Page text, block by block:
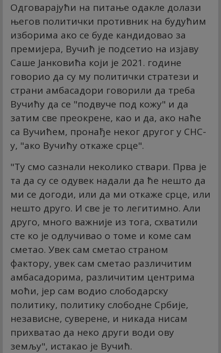
Одговарајући на питање одакле долази
његов политички противник на будућим
изборима ако се буде кандидовао за
премијера, Вучић је подсетио на изјаву
Саше Јанковића који је 2021. године
говорио да су му политички стратези и
страни амбасадори говорили да треба
Вучићу да се "подвуче под кожу" и да
затим све преокрене, као и да, ако наће
са Вучићем, пронађе неког другог у СНС-
у, "ако Вучићу откаже срце".
"Ту смо сазнали неколико ствари. Прва је
та да су се одувек надали да ће нешто да
ми се догоди, или да ми откаже срце, или
нешто друго. И све је то легитимно. Али
друго, много важније из тога, схватили
сте ко је одлучивао о томе и коме сам
сметао. Увек сам сметао страном
фактору, увек сам сметао различитим
амбасадорима, различитим центрима
моћи, јер сам водио слободарску
политику, политику слободне Србије,
независне, суверене, и никада нисам
прихватао да неко други води ову
земљу", истакао је Вучић.